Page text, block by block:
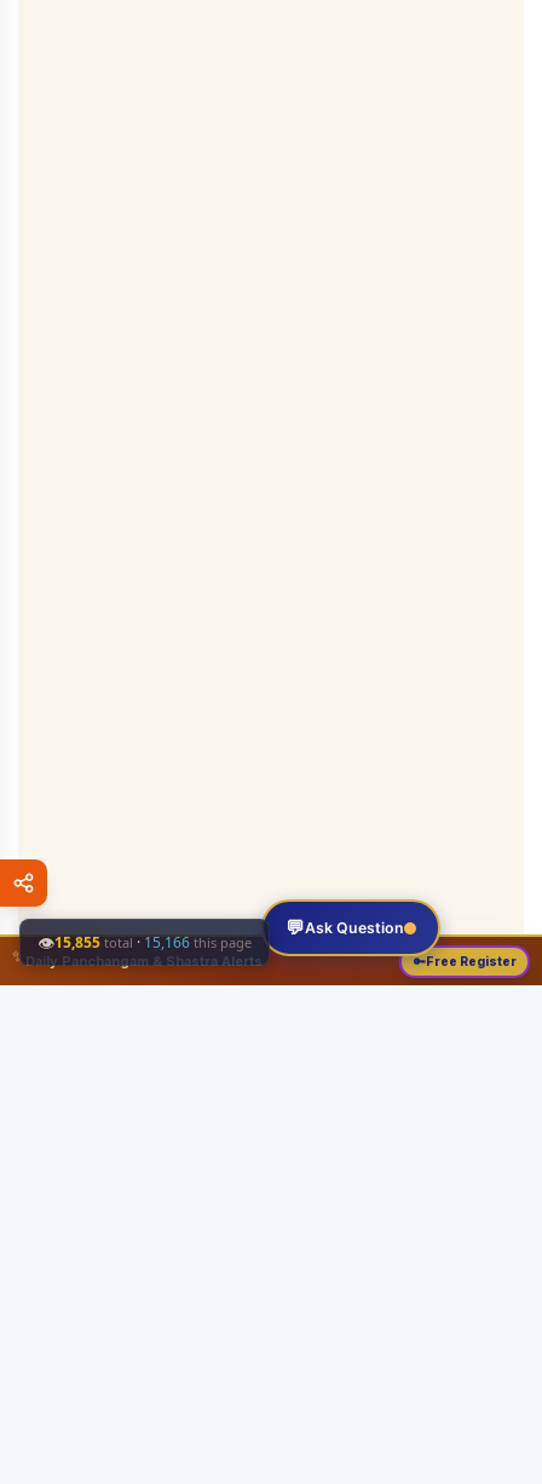
💬Ask Question
✨ Daily Panchangam & Shastra Alerts 🔑Free Register
👁15,855 total · 15,166 this page